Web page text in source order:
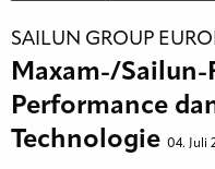
SAILUN GROUP
Maxam-/
Performance
Technologie 04. Juli